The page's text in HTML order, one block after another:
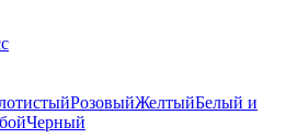
РозовыйЖелтыйБелый и
Черный